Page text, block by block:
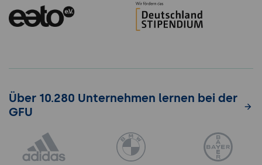
Über 10.280 Unternehmen lernen bei der
GFU